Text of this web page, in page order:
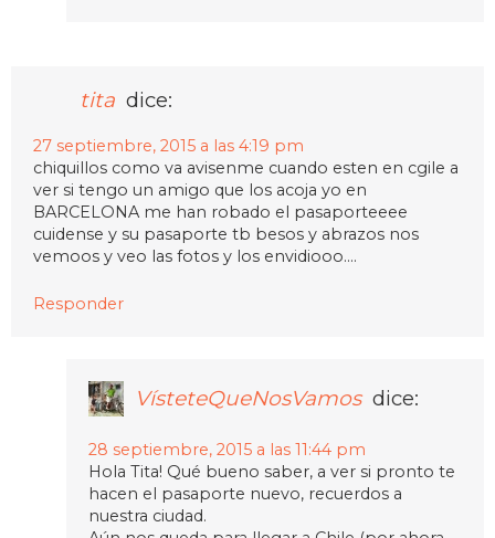
tita dice:
27 septiembre, 2015 a las 4:19 pm
chiquillos como va avisenme cuando esten en cgile a
ver si tengo un amigo que los acoja yo en
BARCELONA me han robado el pasaporteeee
cuidense y su pasaporte tb besos y abrazos nos
vemoos y veo las fotos y los envidiooo….
Responder
VísteteQueNosVamos dice:
28 septiembre, 2015 a las 11:44 pm
Hola Tita! Qué bueno saber, a ver si pronto te
hacen el pasaporte nuevo, recuerdos a
nuestra ciudad.